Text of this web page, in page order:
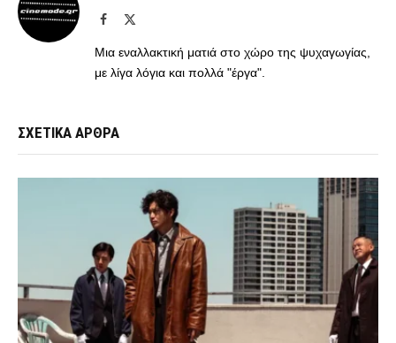
Facebook
Μια εναλλακτική ματιά στο χώρο της ψυχαγωγίας,
με λίγα λόγια και πολλά "έργα".
ΣΧΕΤΙΚΑ ΑΡΘΡΑ